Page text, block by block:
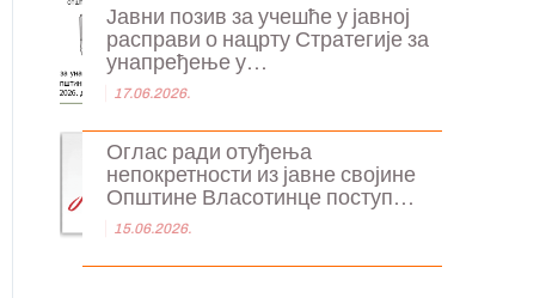
Јавни позив за учешће у јавној
расправи о нацрту Стратегије за
унапређење у...
17.06.2026.
Оглас ради отуђења
непокретности из јавне својине
Општине Власотинце поступ...
15.06.2026.